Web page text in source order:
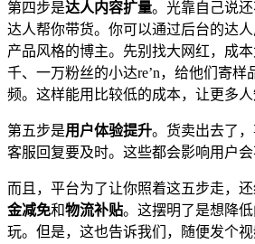
第四步是达人内容扩量。光靠自己说
达人帮你带货。你可以通过后台的达
产品风格的博主。先别找大网红，成
千、一万粉丝的小达re’n，给他们寄样
频。这样能用比较低的成本，让更多人
第五步是用户体验提升。货卖出去了，
客服回复要及时。这些都会影响用户会
而且，平台为了让你照着这五步走，
金减免和物流补贴。这摆明了是想降
玩。但是，这也告诉我们，随便发个